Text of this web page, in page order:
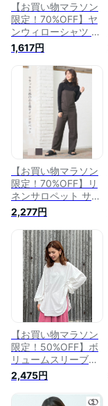
【お買い物マラソン
限定！70%OFF】ヤ
ンウィローシャツ シ
ャツ ブラウス レデ
ィーストップス 透け
感 羽織り シアーシ
ャツ ゆったり おし
ゃれ オシャレ かわ
いい 可愛い きれい
め お尻隠れる 体型
カバー オレンジ ブ
ルー フリーサイズ
大人カジュアル 秋冬
ODORATA オドラ
1,617円
【お買い物マラソン
限定！70%OFF】リ
ネンサロペット サロ
ペット オーバーオー
ル オールインワン
ワイドパンツ リネン
レディース おしゃれ
オシャレ かわいい
可愛い きれいめ ゆ
ったり 体型カバー
アイボリー ブラウン
大人カジュアル 秋冬
ODORATA オドラタ
2,277円
【お買い物マラソン
限定！50%OFF】ボ
リュームスリーブ
BIGTee ビッグT ロ
ングTシャツ ドルマ
ン ぽわん袖 レディ
2,475円